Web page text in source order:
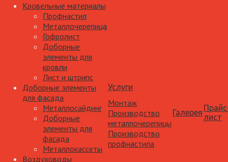
Кровельные материалы
Профнастил
Металлочерепица
Гофролист
Доборные
элементы для
кровли
Лист и штрипс
Доборные элементы
для фасада
Металлосайдинг
Доборные
элементы для
фасада
Металлокассеты
Воздуховоды
Услуги
Монтаж
Производство
металлочерепицы
Производство
профнастила
Галерея лист